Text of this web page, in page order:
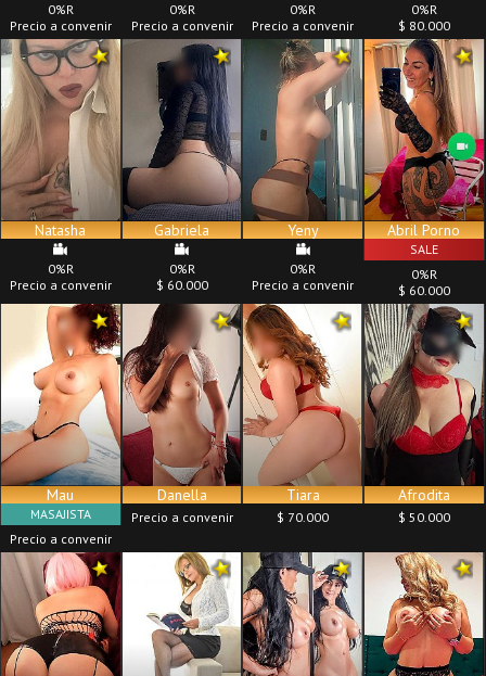
0%R
Precio a convenir
0%R
Precio a convenir
0%R
Precio a convenir
0%R
$ 80.000
Natasha
0%R
Precio a convenir
Gabriela
0%R
$ 60.000
Yeny
0%R
Precio a convenir
Abril Porno
SALE
0%R
$ 60.000
Mau
MASAJISTA
Precio a convenir
Danella
Precio a convenir
Tiara
$ 70.000
Afrodita
$ 50.000